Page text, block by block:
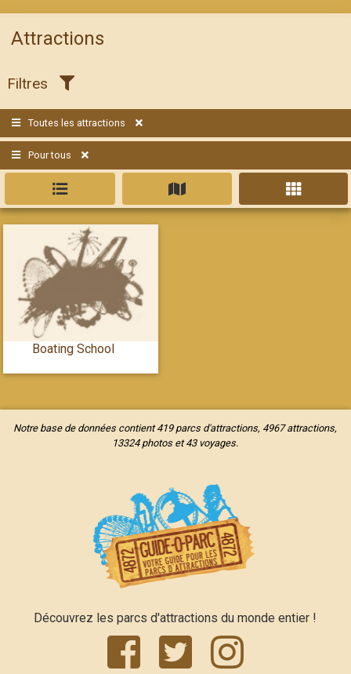
Attractions
Filtres
Toutes les attractions
Pour tous
Boating School
Notre base de données contient 419 parcs d'attractions, 4967 attractions,
13324 photos et 43 voyages.
Découvrez les parcs d'attractions du monde entier !